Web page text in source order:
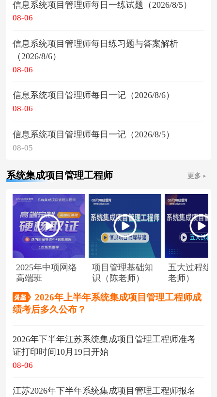
信息系统项目管理师每日一练试题（2026/8/5）
08-06
信息系统项目管理师每日练习题与答案解析
（2026/8/6）
08-06
信息系统项目管理师每日一记（2026/8/6）
08-06
信息系统项目管理师每日一记（2026/8/5）
08-05
系统集成项目管理工程师 更多
2025年中项网络
高端班
项目管理基础知
识（陈老师）
五大过程组
老师）
2026年上半年系统集成项目管理工程师成
绩考后多久公布？
2026年下半年江苏系统集成项目管理工程师准考
证打印时间10月19日开始
08-06
江苏2026年下半年系统集成项目管理工程师报名